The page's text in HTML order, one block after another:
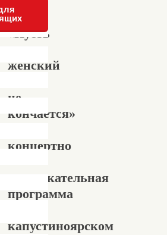
«Пусть
женский
не
кончается»
концертно
развлекательная
программа
капустиноярском